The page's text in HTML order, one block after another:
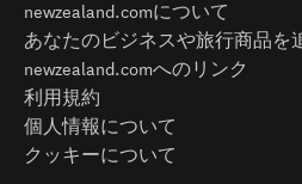
newzealand.comについて
あなたのビジネスや旅行商品を
newzealand.comへのリンク
利用規約
個人情報について
クッキーについて